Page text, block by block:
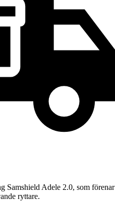
Samshield Adele 2.0, som förenar
ryttare.